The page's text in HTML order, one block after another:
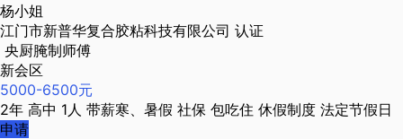
杨小姐
江门市新普华复合胶粘科技有限公司 认证
央厨腌制师傅
新会区
5000-6500元
2年 高中 1人 带薪寒、暑假 社保 包吃住 休假制度 法定节假日
申请